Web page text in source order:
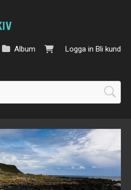
Logga in Bli kund
Album